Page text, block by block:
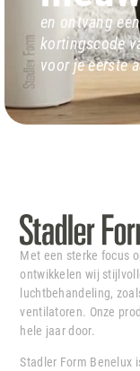
en ontvang een
kortingscode
voor je eerste
Met een sterke focus
ontwikkelen wij
luchtbehandeling,
ventilatoren. Onze
hele jaar door.
Stadler Form Benelux